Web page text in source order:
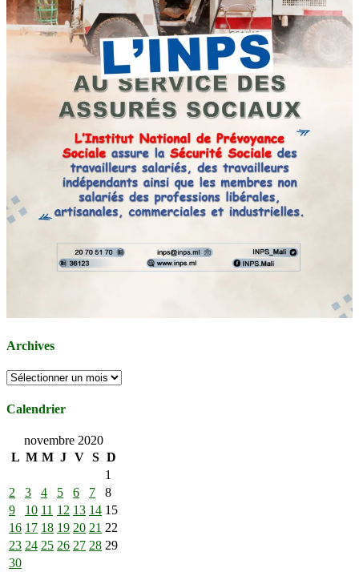
Archives
Archives
Calendrier
novembre 2020
L M M J V S D
1
2
3 4 5 6 7
8
9
10 11 12 13 14 15
16 17 18 19 20 21 22
23 24 25 26 27 28 29
30